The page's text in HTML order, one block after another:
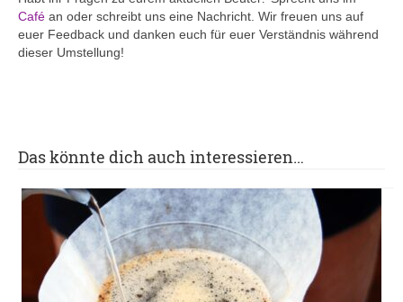
Café an oder schreibt uns eine Nachricht. Wir freuen uns auf
euer Feedback und danken euch für euer Verständnis während
dieser Umstellung!
Das könnte dich auch interessieren…